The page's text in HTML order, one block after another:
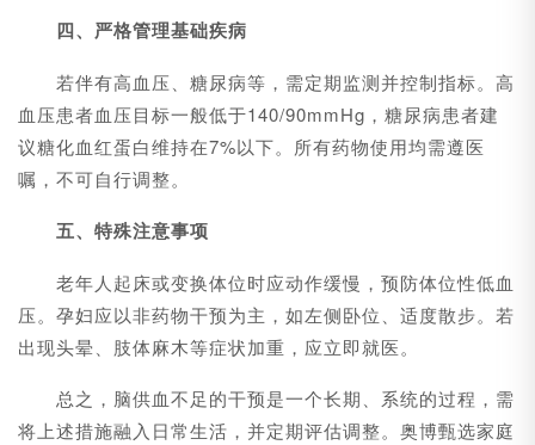
四、严格管理基础疾病
若伴有高血压、糖尿病等，需定期监测并控制指标。高
血压患者血压目标一般低于140/90mmHg，糖尿病患者建
议糖化血红蛋白维持在7%以下。所有药物使用均需遵医
嘱，不可自行调整。
五、特殊注意事项
老年人起床或变换体位时应动作缓慢，预防体位性低血
压。孕妇应以非药物干预为主，如左侧卧位、适度散步。若
出现头晕、肢体麻木等症状加重，应立即就医。
总之，脑供血不足的干预是一个长期、系统的过程，需
将上述措施融入日常生活，并定期评估调整。奥博甄选家庭